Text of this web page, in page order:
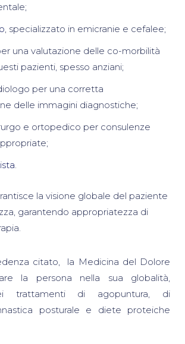
, specializzato in emicranie e cefalee;
una valutazione delle co-morbilità
pazienti, spesso anziani;
per una corretta
delle immagini diagnostiche;
e ortopedico per consulenze
la visione globale del paziente
garantendo appropriatezza di
citato, la Medicina del Dolore
la persona nella sua globalità,
trattamenti di agopuntura, di
posturale e diete proteiche